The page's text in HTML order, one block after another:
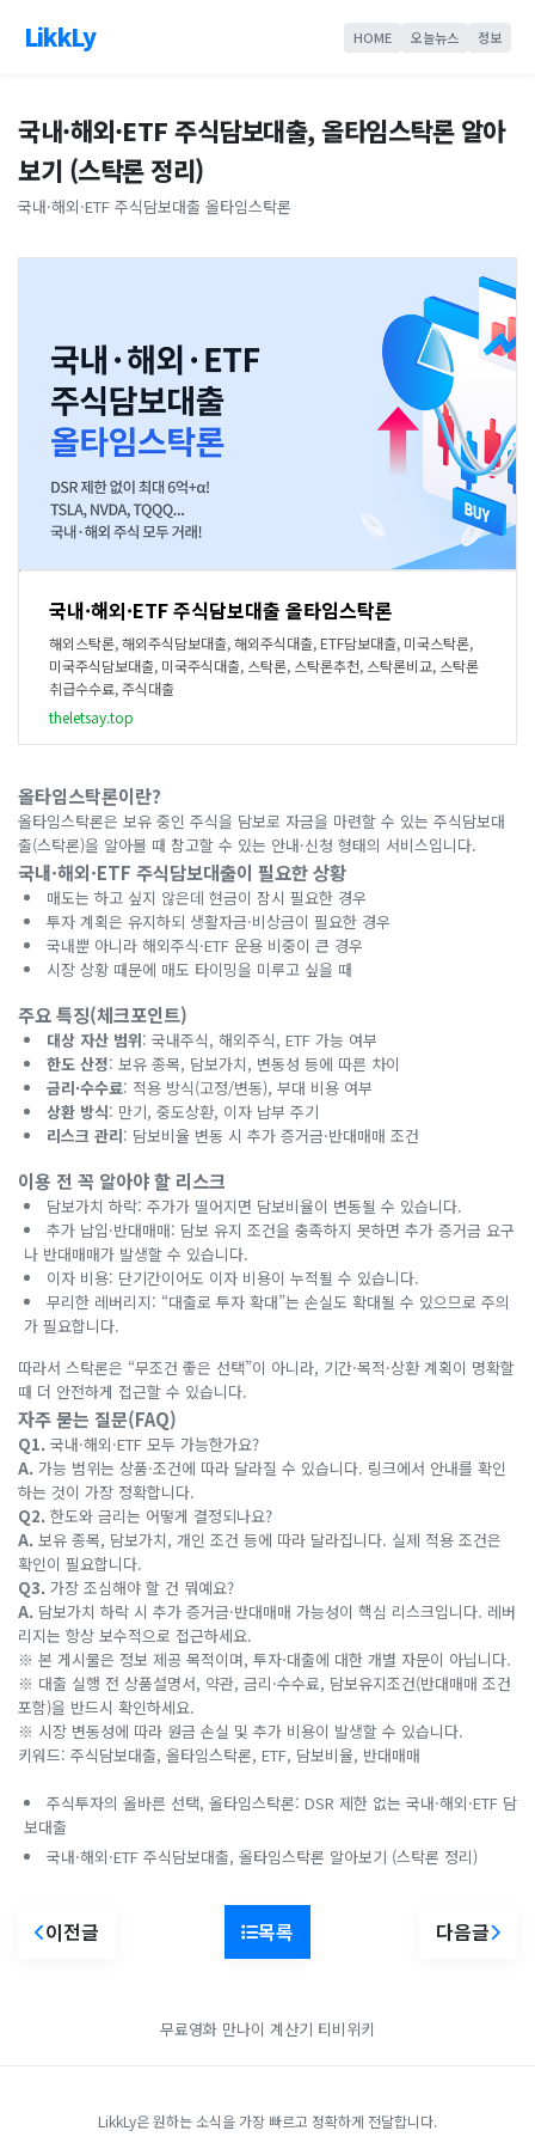
LikkLy HOME 오늘뉴스 정보
국내·해외·ETF 주식담보대출, 올타임스탁론 알아
보기 (스탁론 정리)
국내·해외·ETF 주식담보대출 올타임스탁론
국내·해외·ETF 주식담보대출 올타임스탁론
해외스탁론, 해외주식담보대출, 해외주식대출, ETF담보대출, 미국스탁론,
미국주식담보대출, 미국주식대출, 스탁론, 스탁론추천, 스탁론비교, 스탁론
취급수수료, 주식대출
theletsay.top
올타임스탁론이란?
올타임스탁론은 보유 중인 주식을 담보로 자금을 마련할 수 있는 주식담보대
출(스탁론)을 알아볼 때 참고할 수 있는 안내·신청 형태의 서비스입니다.
국내·해외·ETF 주식담보대출이 필요한 상황
매도는 하고 싶지 않은데 현금이 잠시 필요한 경우
투자 계획은 유지하되 생활자금·비상금이 필요한 경우
국내뿐 아니라 해외주식·ETF 운용 비중이 큰 경우
시장 상황 때문에 매도 타이밍을 미루고 싶을 때
주요 특징(체크포인트)
대상 자산 범위: 국내주식, 해외주식, ETF 가능 여부
한도 산정: 보유 종목, 담보가치, 변동성 등에 따른 차이
금리·수수료: 적용 방식(고정/변동), 부대 비용 여부
상환 방식: 만기, 중도상환, 이자 납부 주기
리스크 관리: 담보비율 변동 시 추가 증거금·반대매매 조건
이용 전 꼭 알아야 할 리스크
담보가치 하락: 주가가 떨어지면 담보비율이 변동될 수 있습니다.
추가 납입·반대매매: 담보 유지 조건을 충족하지 못하면 추가 증거금 요구
나 반대매매가 발생할 수 있습니다.
이자 비용: 단기간이어도 이자 비용이 누적될 수 있습니다.
무리한 레버리지: “대출로 투자 확대”는 손실도 확대될 수 있으므로 주의
가 필요합니다.
따라서 스탁론은 “무조건 좋은 선택”이 아니라, 기간·목적·상환 계획이 명확할
때 더 안전하게 접근할 수 있습니다.
자주 묻는 질문(FAQ)
Q1. 국내·해외·ETF 모두 가능한가요?
A. 가능 범위는 상품·조건에 따라 달라질 수 있습니다. 링크에서 안내를 확인
하는 것이 가장 정확합니다.
Q2. 한도와 금리는 어떻게 결정되나요?
A. 보유 종목, 담보가치, 개인 조건 등에 따라 달라집니다. 실제 적용 조건은
확인이 필요합니다.
Q3. 가장 조심해야 할 건 뭐예요?
A. 담보가치 하락 시 추가 증거금·반대매매 가능성이 핵심 리스크입니다. 레버
리지는 항상 보수적으로 접근하세요.
※ 본 게시물은 정보 제공 목적이며, 투자·대출에 대한 개별 자문이 아닙니다.
※ 대출 실행 전 상품설명서, 약관, 금리·수수료, 담보유지조건(반대매매 조건
포함)을 반드시 확인하세요.
※ 시장 변동성에 따라 원금 손실 및 추가 비용이 발생할 수 있습니다.
키워드: 주식담보대출, 올타임스탁론, ETF, 담보비율, 반대매매
주식투자의 올바른 선택, 올타임스탁론: DSR 제한 없는 국내·해외·ETF 담
보대출
국내·해외·ETF 주식담보대출, 올타임스탁론 알아보기 (스탁론 정리)
이전글 목록 다음글
무료영화 만나이 계산기 티비위키
LikkLy은 원하는 소식을 가장 빠르고 정확하게 전달합니다.